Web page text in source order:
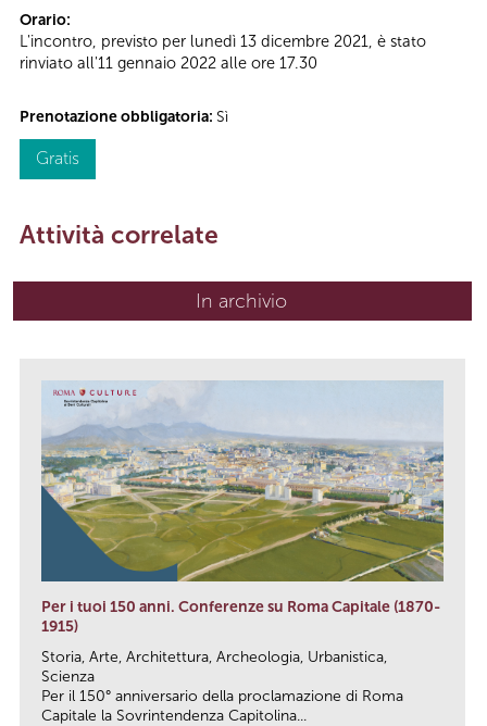
Orario:
L'incontro, previsto per lunedì 13 dicembre 2021, è stato
rinviato all'11 gennaio 2022 alle ore 17.30
Prenotazione obbligatoria: Sì
Gratis
Attività correlate
In archivio
Per i tuoi 150 anni. Conferenze su Roma Capitale (1870-
1915)
Storia, Arte, Architettura, Archeologia, Urbanistica,
Scienza
Per il 150° anniversario della proclamazione di Roma
Capitale la Sovrintendenza Capitolina...